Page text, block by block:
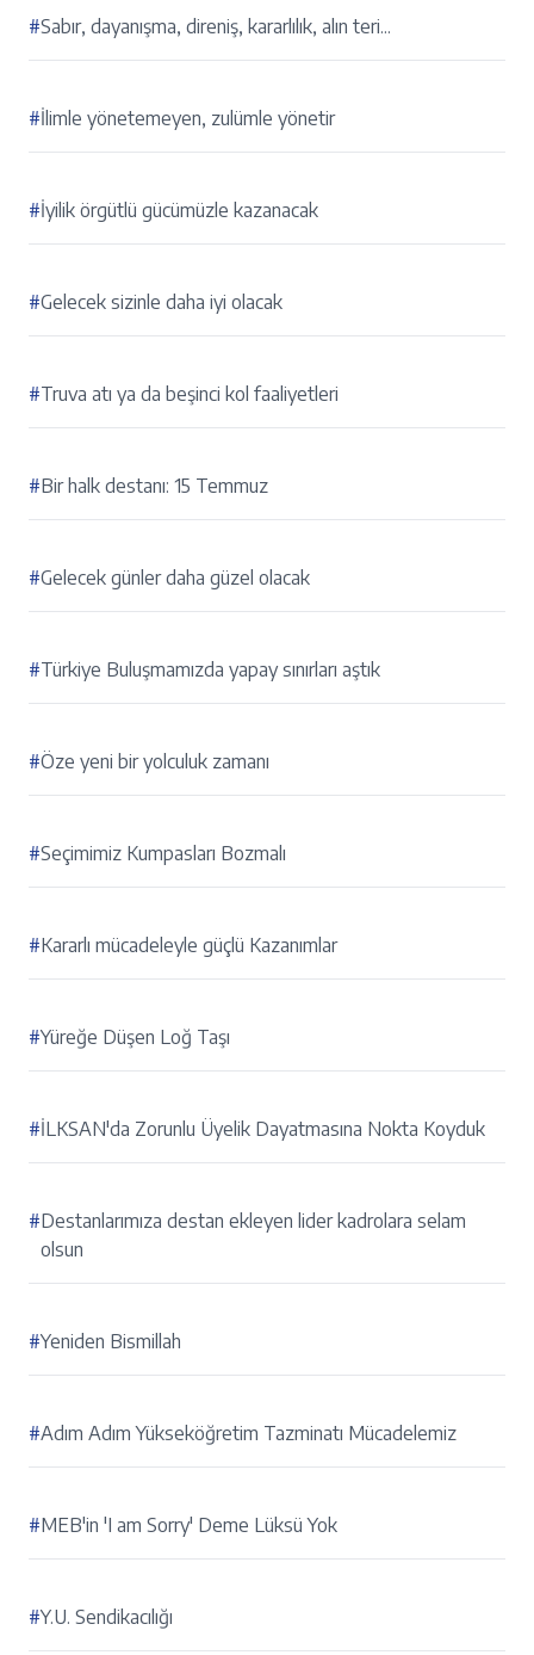
#Sabır, dayanışma, direniş, kararlılık, alın teri...
#İlimle yönetemeyen, zulümle yönetir
#İyilik örgütlü gücümüzle kazanacak
#Gelecek sizinle daha iyi olacak
#Truva atı ya da beşinci kol faaliyetleri
#Bir halk destanı: 15 Temmuz
#Gelecek günler daha güzel olacak
#Türkiye Buluşmamızda yapay sınırları aştık
#Öze yeni bir yolculuk zamanı
#Seçimimiz Kumpasları Bozmalı
#Kararlı mücadeleyle güçlü Kazanımlar
#Yüreğe Düşen Loğ Taşı
#İLKSAN'da Zorunlu Üyelik Dayatmasına Nokta Koyduk
#Destanlarımıza destan ekleyen lider kadrolara selam
olsun
#Yeniden Bismillah
#Adım Adım Yükseköğretim Tazminatı Mücadelemiz
#MEB'in 'I am Sorry' Deme Lüksü Yok
#Y.U. Sendikacılığı